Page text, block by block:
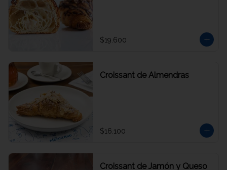
$19.600
Croissant de Almendras
$16.100
Croissant de Jamón y Queso